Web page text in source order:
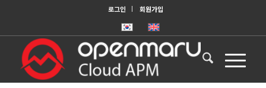
로그인 회원가입